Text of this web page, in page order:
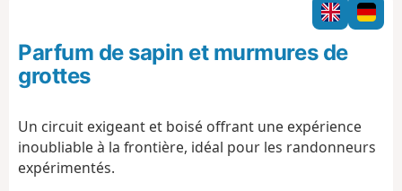
o
r
l
g
Parfum de sapin et murmures de
grottes
Un circuit exigeant et boisé offrant une expérience
inoubliable à la frontière, idéal pour les randonneurs
expérimentés.